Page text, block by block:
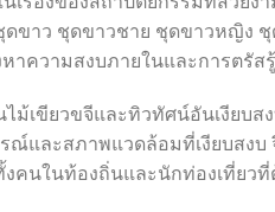
ดขาว ชุดขาวชาย ชุดขาวหญิง
ความสงบภายในและการตรัสรู้
ม้เขียวขจีและทิวทัศน์อันเงียบส
และสภาพแวดล้อมที่เงียบสงบ
คนในท้องถิ่นและนักท่องเที่ยว